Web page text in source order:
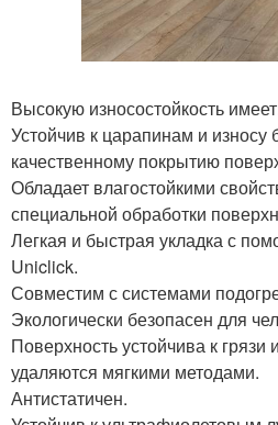
Высокую износостойкость
Устойчив к царапинам и износу
качественному покрытию
Обладает влагостойкими
специальной обработки
Легкая и быстрая укладка с
Uniclick.
Совместим с системами
Экологически безопасен для
Поверхность устойчива к грязи
удаляются мягкими методами.
Антистатичен.